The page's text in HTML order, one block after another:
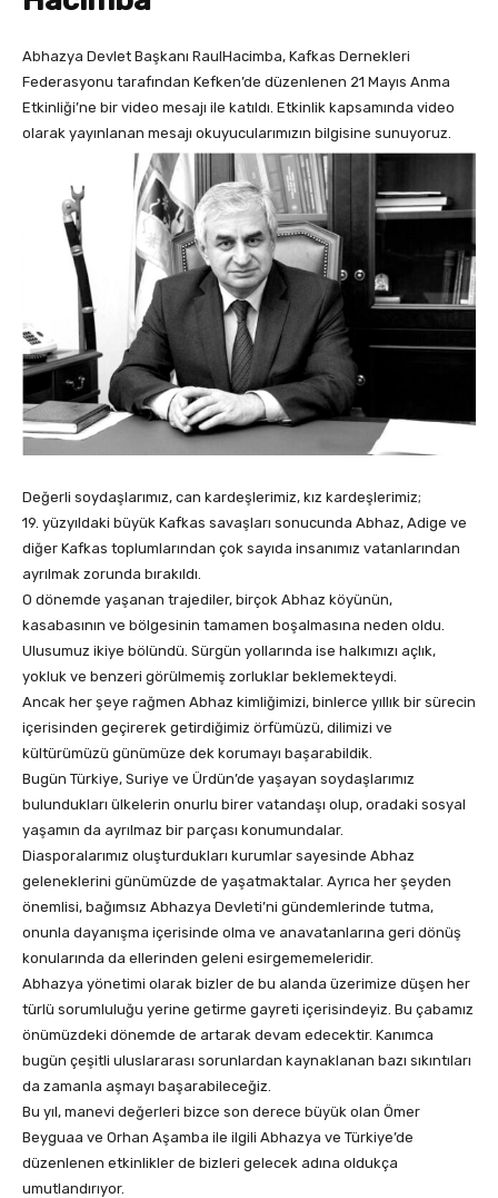
Abhazya Devlet Başkanı RaulHacimba, Kafkas Dernekleri
Federasyonu tarafından Kefken’de düzenlenen 21 Mayıs Anma
Etkinliği’ne bir video mesajı ile katıldı. Etkinlik kapsamında video
olarak yayınlanan mesajı okuyucularımızın bilgisine sunuyoruz.
Değerli soydaşlarımız, can kardeşlerimiz, kız kardeşlerimiz;
19. yüzyıldaki büyük Kafkas savaşları sonucunda Abhaz, Adige ve
diğer Kafkas toplumlarından çok sayıda insanımız vatanlarından
ayrılmak zorunda bırakıldı.
O dönemde yaşanan trajediler, birçok Abhaz köyünün,
kasabasının ve bölgesinin tamamen boşalmasına neden oldu.
Ulusumuz ikiye bölündü. Sürgün yollarında ise halkımızı açlık,
yokluk ve benzeri görülmemiş zorluklar beklemekteydi.
Ancak her şeye rağmen Abhaz kimliğimizi, binlerce yıllık bir sürecin
içerisinden geçirerek getirdiğimiz örfümüzü, dilimizi ve
kültürümüzü günümüze dek korumayı başarabildik.
Bugün Türkiye, Suriye ve Ürdün’de yaşayan soydaşlarımız
bulundukları ülkelerin onurlu birer vatandaşı olup, oradaki sosyal
yaşamın da ayrılmaz bir parçası konumundalar.
Diasporalarımız oluşturdukları kurumlar sayesinde Abhaz
geleneklerini günümüzde de yaşatmaktalar. Ayrıca her şeyden
önemlisi, bağımsız Abhazya Devleti’ni gündemlerinde tutma,
onunla dayanışma içerisinde olma ve anavatanlarına geri dönüş
konularında da ellerinden geleni esirgememeleridir.
Abhazya yönetimi olarak bizler de bu alanda üzerimize düşen her
türlü sorumluluğu yerine getirme gayreti içerisindeyiz. Bu çabamız
önümüzdeki dönemde de artarak devam edecektir. Kanımca
bugün çeşitli uluslararası sorunlardan kaynaklanan bazı sıkıntıları
da zamanla aşmayı başarabileceğiz.
Bu yıl, manevi değerleri bizce son derece büyük olan Ömer
Beyguaa ve Orhan Aşamba ile ilgili Abhazya ve Türkiye’de
düzenlenen etkinlikler de bizleri gelecek adına oldukça
umutlandırıyor.